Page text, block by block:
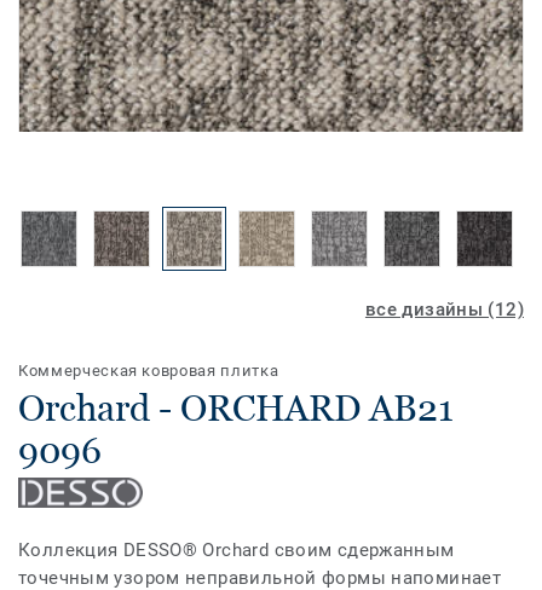
все дизайны (12)
Коммерческая ковровая плитка
Orchard - ORCHARD AB21
9096
Коллекция DESSO® Orchard своим сдержанным
точечным узором неправильной формы напоминает